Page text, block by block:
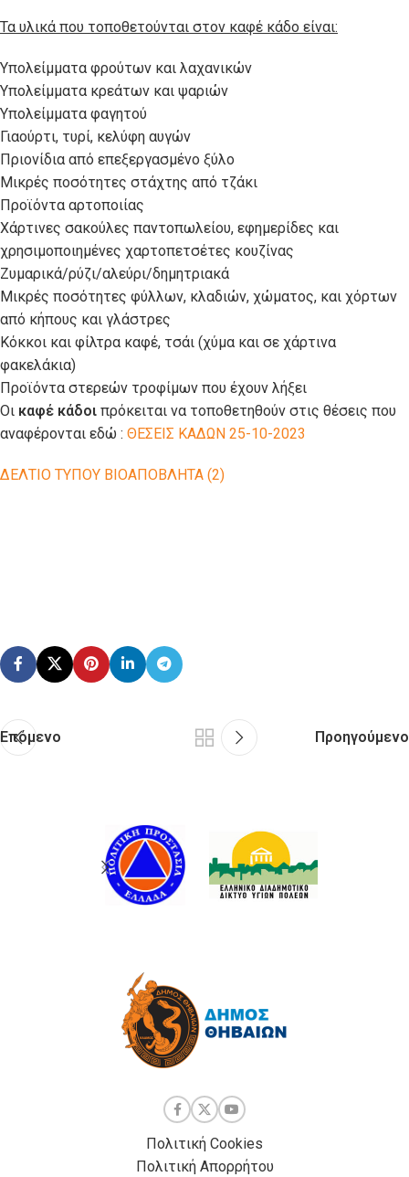
Τα υλικά που τοποθετούνται στον καφέ κάδο είναι:
Υπολείμματα φρούτων και λαχανικών
Υπολείμματα κρεάτων και ψαριών
Υπολείμματα φαγητού
Γιαούρτι, τυρί, κελύφη αυγών
Πριονίδια από επεξεργασμένο ξύλο
Μικρές ποσότητες στάχτης από τζάκι
Προϊόντα αρτοποιίας
Χάρτινες σακούλες παντοπωλείου, εφημερίδες και
χρησιμοποιημένες χαρτοπετσέτες κουζίνας
Ζυμαρικά/ρύζι/αλεύρι/δημητριακά
Μικρές ποσότητες φύλλων, κλαδιών, χώματος, και χόρτων
από κήπους και γλάστρες
Κόκκοι και φίλτρα καφέ, τσάι (χύμα και σε χάρτινα
φακελάκια)
Προϊόντα στερεών τροφίμων που έχουν λήξει
Οι καφέ κάδοι πρόκειται να τοποθετηθούν στις θέσεις που
αναφέρονται εδώ : ΘΕΣΕΙΣ ΚΑΔΩΝ 25-10-2023
ΔΕΛΤΙΟ ΤΥΠΟΥ ΒΙΟΑΠΟΒΛΗΤΑ (2)
Επόμενο Προηγούμενο
Πολιτική Cookies
Πολιτική Απορρήτου